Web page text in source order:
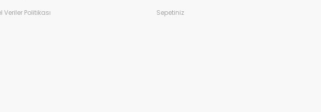
Veriler Politikası
Sepetiniz